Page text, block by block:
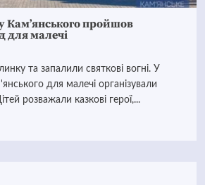
Кам’янського пройшов
для малечі
та запалили святкові вогні. У
для малечі організували
розважали казкові герої,...